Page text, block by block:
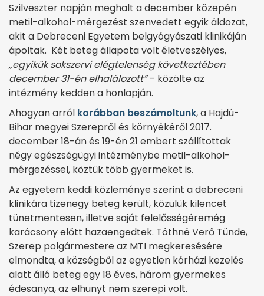
Szilveszter napján meghalt a december közepén
metil-alkohol-mérgezést szenvedett egyik áldozat,
akit a Debreceni Egyetem belgyógyászati klinikáján
ápoltak. Két beteg állapota volt életveszélyes,
„egyikük sokszervi elégtelenség következtében
december 31-én elhalálozott”– közölte az
intézmény kedden a honlapján.
Ahogyan arról korábban beszámoltunk, a Hajdú-
Bihar megyei Szerepről és környékéről 2017.
december 18-án és 19-én 21 embert szállítottak
négy egészségügyi intézménybe metil-alkohol-
mérgezéssel, köztük több gyermeket is.
Az egyetem keddi közleménye szerint a debreceni
klinikára tizenegy beteg került, közülük kilencet
tünetmentesen, illetve saját felelősségéremég
karácsony előtt hazaengedtek. Tóthné Verő Tünde,
Szerep polgármestere az MTI megkeresésére
elmondta, a községből az egyetlen kórházi kezelés
alatt álló beteg egy 18 éves, három gyermekes
édesanya, az elhunyt nem szerepi volt.